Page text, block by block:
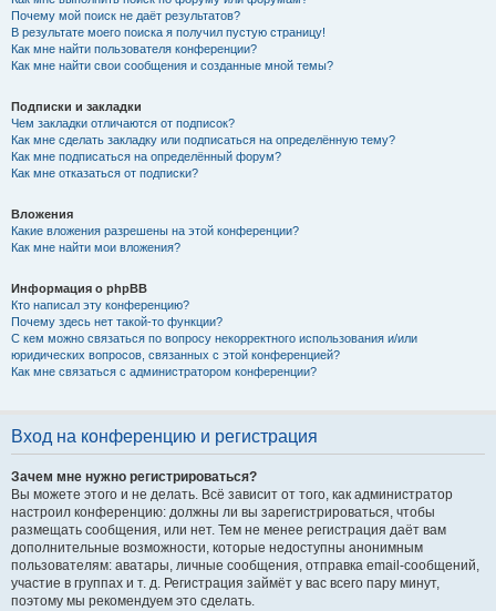
Почему мой поиск не даёт результатов?
В результате моего поиска я получил пустую страницу!
Как мне найти пользователя конференции?
Как мне найти свои сообщения и созданные мной темы?
Подписки и закладки
Чем закладки отличаются от подписок?
Как мне сделать закладку или подписаться на определённую тему?
Как мне подписаться на определённый форум?
Как мне отказаться от подписки?
Вложения
Какие вложения разрешены на этой конференции?
Как мне найти мои вложения?
Информация о phpBB
Кто написал эту конференцию?
Почему здесь нет такой-то функции?
С кем можно связаться по вопросу некорректного использования и/или
юридических вопросов, связанных с этой конференцией?
Как мне связаться с администратором конференции?
Вход на конференцию и регистрация
Зачем мне нужно регистрироваться?
Вы можете этого и не делать. Всё зависит от того, как администратор
настроил конференцию: должны ли вы зарегистрироваться, чтобы
размещать сообщения, или нет. Тем не менее регистрация даёт вам
дополнительные возможности, которые недоступны анонимным
пользователям: аватары, личные сообщения, отправка email-сообщений,
участие в группах и т. д. Регистрация займёт у вас всего пару минут,
поэтому мы рекомендуем это сделать.